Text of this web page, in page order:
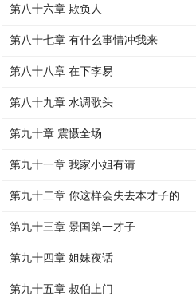
第八十六章 欺负人
第八十七章 有什么事情冲我来
第八十八章 在下李易
第八十九章 水调歌头
第九十章 震慑全场
第九十一章 我家小姐有请
第九十二章 你这样会失去本才子的
第九十三章 景国第一才子
第九十四章 姐妹夜话
第九十五章 叔伯上门